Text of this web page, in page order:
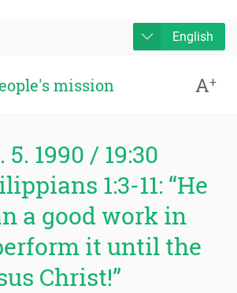
English
mission A+
1990 / 19:30
1:3-11: “He
a good work in
it until the
Christ!”